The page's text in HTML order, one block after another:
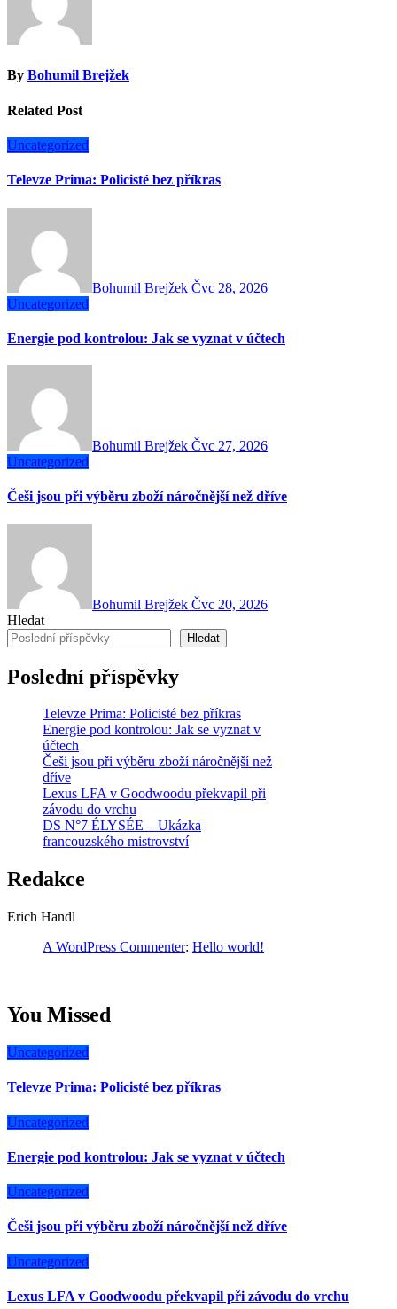
By Bohumil Brejžek
Related Post
Uncategorized
Televze Prima: Policisté bez příkras
Bohumil Brejžek Čvc 28, 2026
Uncategorized
Energie pod kontrolou: Jak se vyznat v účtech
Bohumil Brejžek Čvc 27, 2026
Uncategorized
Češi jsou při výběru zboží náročnější než dříve
Bohumil Brejžek Čvc 20, 2026
Hledat
Hledat
Poslední příspěvky
Televze Prima: Policisté bez příkras
Energie pod kontrolou: Jak se vyznat v
účtech
Češi jsou při výběru zboží náročnější než
dříve
Lexus LFA v Goodwoodu překvapil při
závodu do vrchu
DS N°7 ÉLYSÉE – Ukázka
francouzského mistrovství
Redakce
Erich Handl
A WordPress Commenter: Hello world!
You Missed
Uncategorized
Televze Prima: Policisté bez příkras
Uncategorized
Energie pod kontrolou: Jak se vyznat v účtech
Uncategorized
Češi jsou při výběru zboží náročnější než dříve
Uncategorized
Lexus LFA v Goodwoodu překvapil při závodu do vrchu